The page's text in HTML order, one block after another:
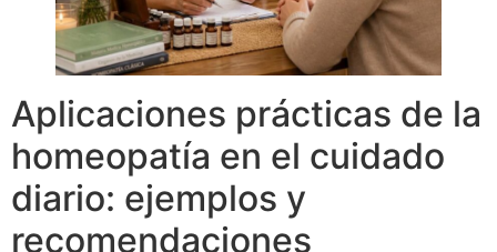
Aplicaciones prácticas de la
homeopatía en el cuidado
diario: ejemplos y
recomendaciones